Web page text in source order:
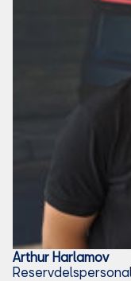
Arthur Harlamov